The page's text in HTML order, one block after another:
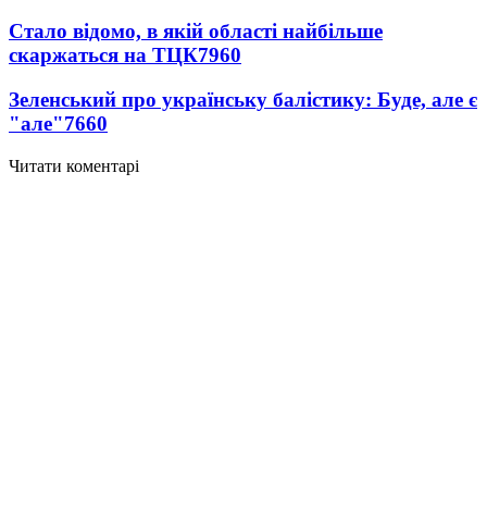
Стало відомо, в якій області найбільше
скаржаться на ТЦК7960
Зеленський про українську балістику: Буде, але є
"але"7660
Читати коментарі